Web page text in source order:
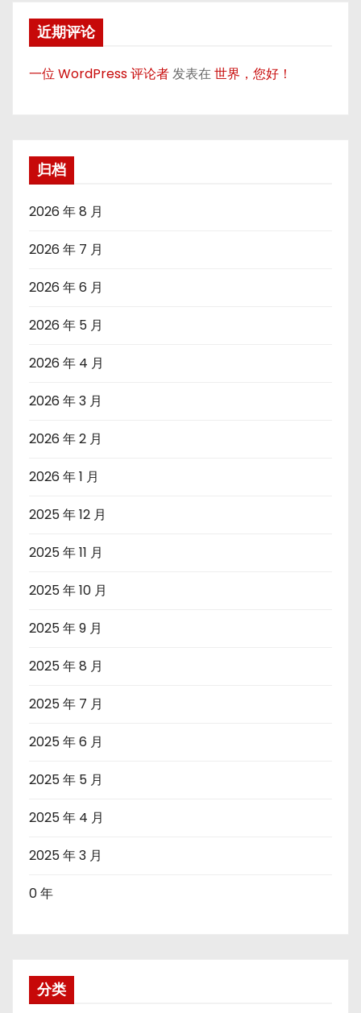
近期评论
一位 WordPress 评论者发表在世界，您好！
归档
2026 年 8 月
2026 年 7 月
2026 年 6 月
2026 年 5 月
2026 年 4 月
2026 年 3 月
2026 年 2 月
2026 年 1 月
2025 年 12 月
2025 年 11 月
2025 年 10 月
2025 年 9 月
2025 年 8 月
2025 年 7 月
2025 年 6 月
2025 年 5 月
2025 年 4 月
2025 年 3 月
0 年
分类